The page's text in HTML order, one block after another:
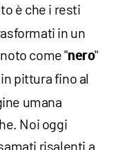
è che i resti
in un
noto come "nero"
pittura fino al
umana
Noi oggi
risalenti a